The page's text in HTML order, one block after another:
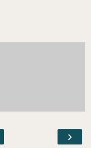
›